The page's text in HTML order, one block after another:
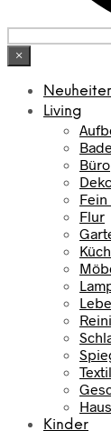
×
Living
Büro
Fein
Flur
Kinder